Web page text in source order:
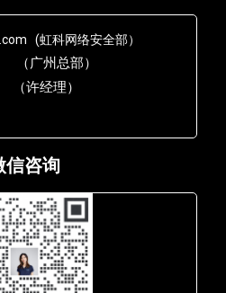
(虹科网络安全部）
广州总部）
许经理）
信咨询